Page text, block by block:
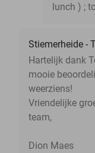
lunch ) ;
Hartelijk dank
mooie
weerziens!
Vriendelijke
team,
Dion Maes